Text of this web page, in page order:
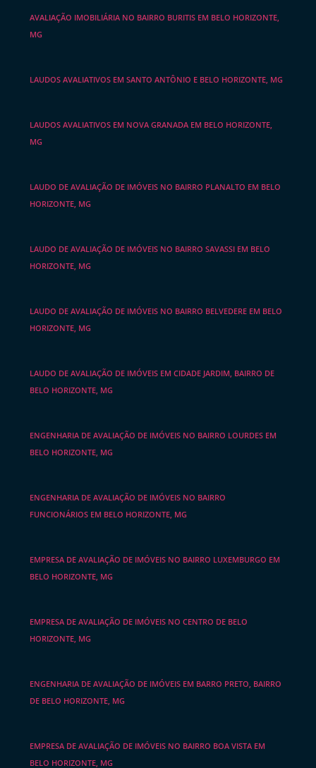
AVALIAÇÃO IMOBILIÁRIA NO BAIRRO BURITIS EM BELO HORIZONTE,
MG
LAUDOS AVALIATIVOS EM SANTO ANTÔNIO E BELO HORIZONTE, MG
LAUDOS AVALIATIVOS EM NOVA GRANADA EM BELO HORIZONTE,
MG
LAUDO DE AVALIAÇÃO DE IMÓVEIS NO BAIRRO PLANALTO EM BELO
HORIZONTE, MG
LAUDO DE AVALIAÇÃO DE IMÓVEIS NO BAIRRO SAVASSI EM BELO
HORIZONTE, MG
LAUDO DE AVALIAÇÃO DE IMÓVEIS NO BAIRRO BELVEDERE EM BELO
HORIZONTE, MG
LAUDO DE AVALIAÇÃO DE IMÓVEIS EM CIDADE JARDIM, BAIRRO DE
BELO HORIZONTE, MG
ENGENHARIA DE AVALIAÇÃO DE IMÓVEIS NO BAIRRO LOURDES EM
BELO HORIZONTE, MG
ENGENHARIA DE AVALIAÇÃO DE IMÓVEIS NO BAIRRO
FUNCIONÁRIOS EM BELO HORIZONTE, MG
EMPRESA DE AVALIAÇÃO DE IMÓVEIS NO BAIRRO LUXEMBURGO EM
BELO HORIZONTE, MG
EMPRESA DE AVALIAÇÃO DE IMÓVEIS NO CENTRO DE BELO
HORIZONTE, MG
ENGENHARIA DE AVALIAÇÃO DE IMÓVEIS EM BARRO PRETO, BAIRRO
DE BELO HORIZONTE, MG
EMPRESA DE AVALIAÇÃO DE IMÓVEIS NO BAIRRO BOA VISTA EM
BELO HORIZONTE, MG